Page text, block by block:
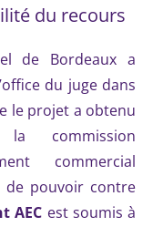
du recours
de Bordeaux a
du juge dans
le projet a obtenu
commission
commercial
de pouvoir contre
AEC est soumis à